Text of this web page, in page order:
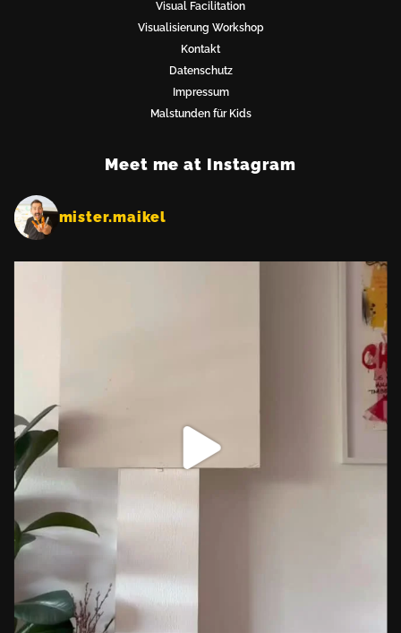
Kontakt
Visual Facilitation
Visualisierung Workshop
Kontakt
Datenschutz
Impressum
Malstunden für Kids
Meet me at Instagram
mister.maikel